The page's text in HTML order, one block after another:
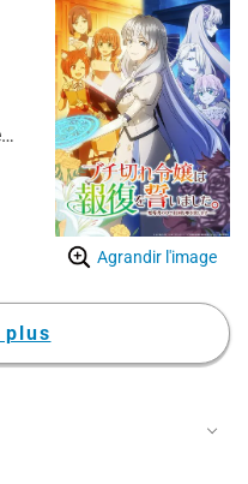
Agrandir l'image